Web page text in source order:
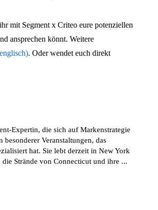
mit Segment x Criteo eure potenziellen
ansprechen könnt. Weitere
. Oder wendet euch direkt
Expertin, die sich auf Markenstrategie
Veranstaltungen, das
hat. Sie lebt derzeit in New York
Strände von Connecticut und ihre ...